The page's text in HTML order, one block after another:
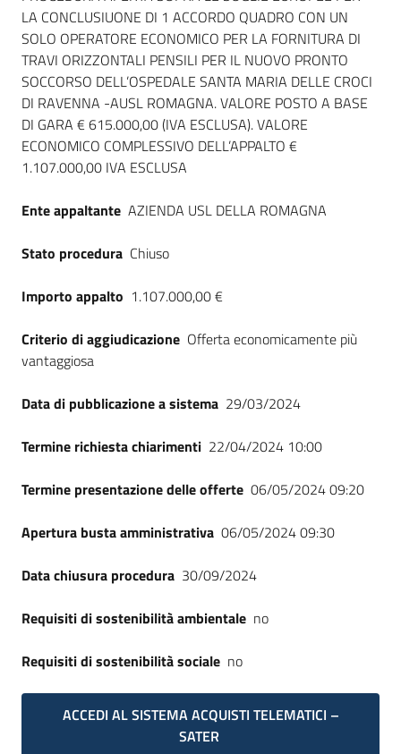
LA CONCLUSIUONE DI 1 ACCORDO QUADRO CON UN
SOLO OPERATORE ECONOMICO PER LA FORNITURA DI
TRAVI ORIZZONTALI PENSILI PER IL NUOVO PRONTO
SOCCORSO DELL’OSPEDALE SANTA MARIA DELLE CROCI
DI RAVENNA -AUSL ROMAGNA. VALORE POSTO A BASE
DI GARA € 615.000,00 (IVA ESCLUSA). VALORE
ECONOMICO COMPLESSIVO DELL’APPALTO €
1.107.000,00 IVA ESCLUSA
Ente appaltante AZIENDA USL DELLA ROMAGNA
Stato procedura Chiuso
Importo appalto 1.107.000,00 €
Criterio di aggiudicazione Offerta economicamente più
vantaggiosa
Data di pubblicazione a sistema 29/03/2024
Termine richiesta chiarimenti 22/04/2024 10:00
Termine presentazione delle offerte 06/05/2024 09:20
Apertura busta amministrativa 06/05/2024 09:30
Data chiusura procedura 30/09/2024
Requisiti di sostenibilità ambientale no
Requisiti di sostenibilità sociale no
ACCEDI AL SISTEMA ACQUISTI TELEMATICI –
SATER